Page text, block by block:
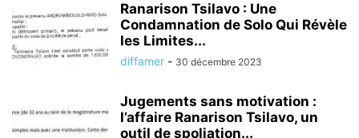
Ranarison Tsilavo : Une
Condamnation de Solo Qui Révèle
les Limites...
diffamer - 30 décembre 2023
Jugements sans motivation :
l’affaire Ranarison Tsilavo, un
outil de spoliation...